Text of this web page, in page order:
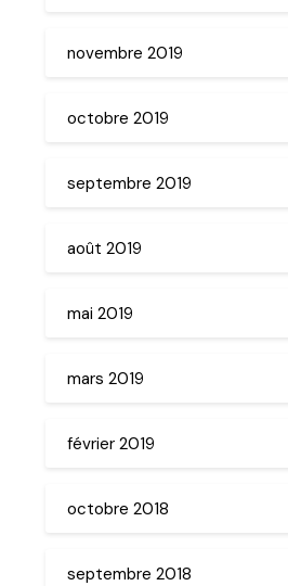
novembre 2019
octobre 2019
septembre 2019
août 2019
mai 2019
mars 2019
février 2019
octobre 2018
septembre 2018